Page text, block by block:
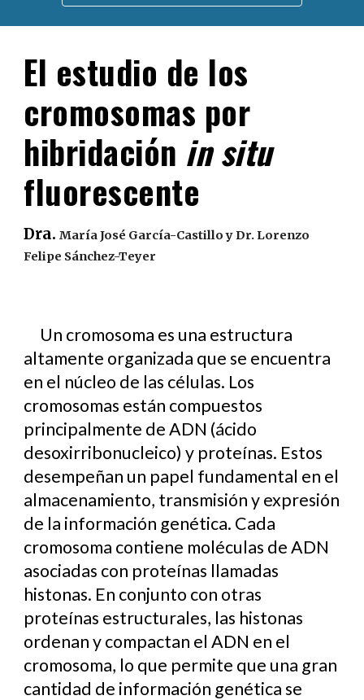
El estudio de los
cromosomas por
hibridación in situ
fluorescente
Dra.María José García-Castillo y Dr. Lorenzo
Felipe Sánchez-Teyer
Un cromosoma es una estructura
altamente organizada que se encuentra
en el núcleo de las células. Los
cromosomas están compuestos
principalmente de ADN (ácido
desoxirribonucleico) y proteínas. Estos
desempeñan un papel fundamental en el
almacenamiento, transmisión y expresión
de la información genética. Cada
cromosoma contiene moléculas de ADN
asociadas con proteínas llamadas
histonas. En conjunto con otras
proteínas estructurales, las histonas
ordenan y compactan el ADN en el
cromosoma, lo que permite que una gran
cantidad de información genética se